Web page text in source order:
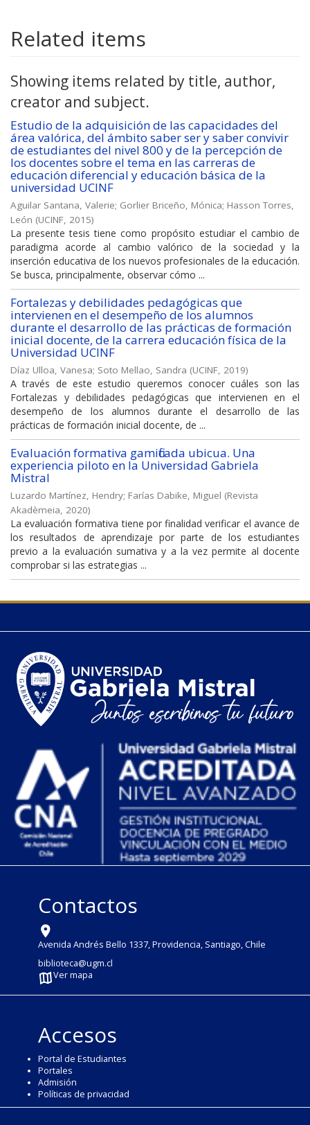
Related items
Showing items related by title, author,
creator and subject.
Estudio de la adquisición de las capacidades del
área valórica, del ámbito saber ser y saber convivir
de estudiantes del nivel 800 y de la percepción de
los docentes sobre el tema en las carreras de
educación diferencial y educación básica de la
universidad UCINF
Aguilar Santana, Valerie; Gorlier Briceño, Mónica; Hasson Torres,
León (UCINF, 2015)
La presente tesis tiene como propósito estudiar el cambio de
paradigma acorde al cambio valórico de la sociedad y la
inserción educativa de los nuevos profesionales de la educación.
Se busca, principalmente, observar cómo ...
Fortalezas y debilidades pedagógicas que
intervienen en el desempeño de los alumnos
durante el desarrollo de las prácticas de formación
inicial docente, de la carrera educación física de la
Universidad UCINF
Díaz Ulloa, Vanesa; Soto Mellao, Sandra (UCINF, 2019)
A través de este estudio queremos conocer cuáles son las
Fortalezas y debilidades pedagógicas que intervienen en el
desempeño de los alumnos durante el desarrollo de las
prácticas de formación inicial docente, de ...
Evaluación formativa gamificada ubicua. Una
experiencia piloto en la Universidad Gabriela
Mistral
Luzardo Martínez, Hendry; Farías Dabike, Miguel (Revista
Akadèmeia, 2020)
La evaluación formativa tiene por finalidad verificar el avance de
los resultados de aprendizaje por parte de los estudiantes
previo a la evaluación sumativa y a la vez permite al docente
comprobar si las estrategias ...
Contactos
Avenida Andrés Bello 1337, Providencia, Santiago, Chile
biblioteca@ugm.cl
Ver mapa
Accesos
Portal de Estudiantes
Portales
Admisión
Políticas de privacidad